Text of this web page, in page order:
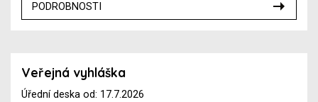
PODROBNOSTI
Veřejná vyhláška
Úřední deska od: 17.7.2026